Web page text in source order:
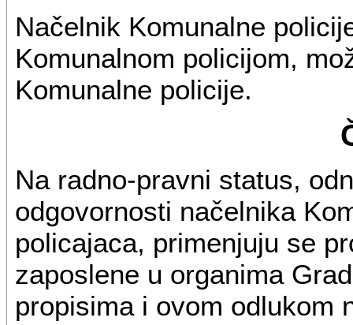
Načelnik Komunalne
Komunalnom policijom,
Komunalne policije.
Na radno-pravni status,
odgovornosti načelnika
policajaca, primenjuju se
zaposlene u organima
propisima i ovom odlukom